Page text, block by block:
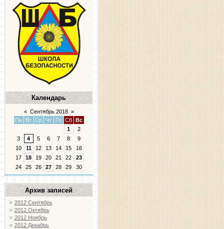
Календарь
« Сентябрь 2018 »
Пн
Вт Ср Чт Пт Сб
Вс
1
2
3
4 5 6 7 8
9
10
11 12 13 14 15
16
17
18 19 20 21 22
23
24
25 26 27 28 29 30
Архив записей
2012 Сентябрь
2012 Октябрь
2012 Ноябрь
2012 Декабрь